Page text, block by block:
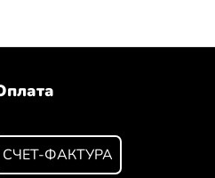
СЧЕТ-ФАКТУРА